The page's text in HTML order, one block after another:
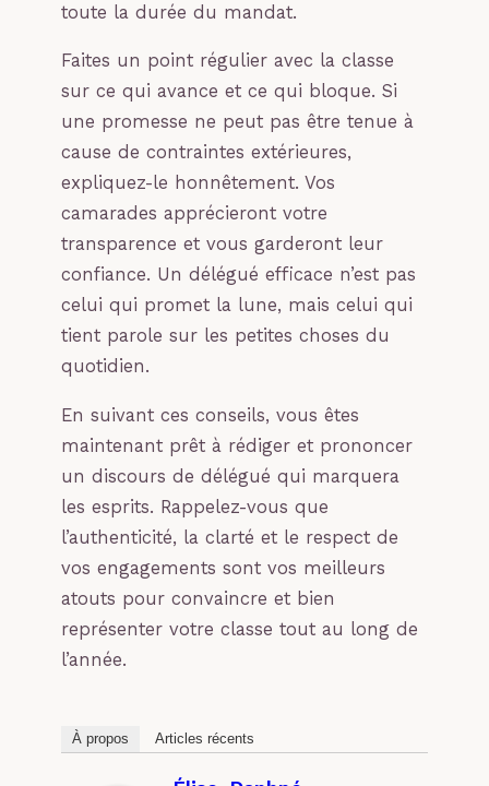
toute la durée du mandat.
Faites un point régulier avec la classe
sur ce qui avance et ce qui bloque. Si
une promesse ne peut pas être tenue à
cause de contraintes extérieures,
expliquez-le honnêtement. Vos
camarades apprécieront votre
transparence et vous garderont leur
confiance. Un délégué efficace n’est pas
celui qui promet la lune, mais celui qui
tient parole sur les petites choses du
quotidien.
En suivant ces conseils, vous êtes
maintenant prêt à rédiger et prononcer
un discours de délégué qui marquera
les esprits. Rappelez-vous que
l’authenticité, la clarté et le respect de
vos engagements sont vos meilleurs
atouts pour convaincre et bien
représenter votre classe tout au long de
l’année.
À propos Articles récents